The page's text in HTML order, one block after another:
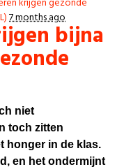
7 months ago
bijna
niet
toch zitten
honger in de klas.
en het ondermijnt